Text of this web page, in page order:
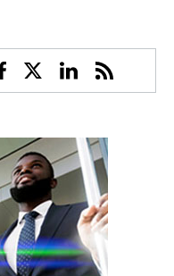
Facebook
TwitterLinkedin
RSS